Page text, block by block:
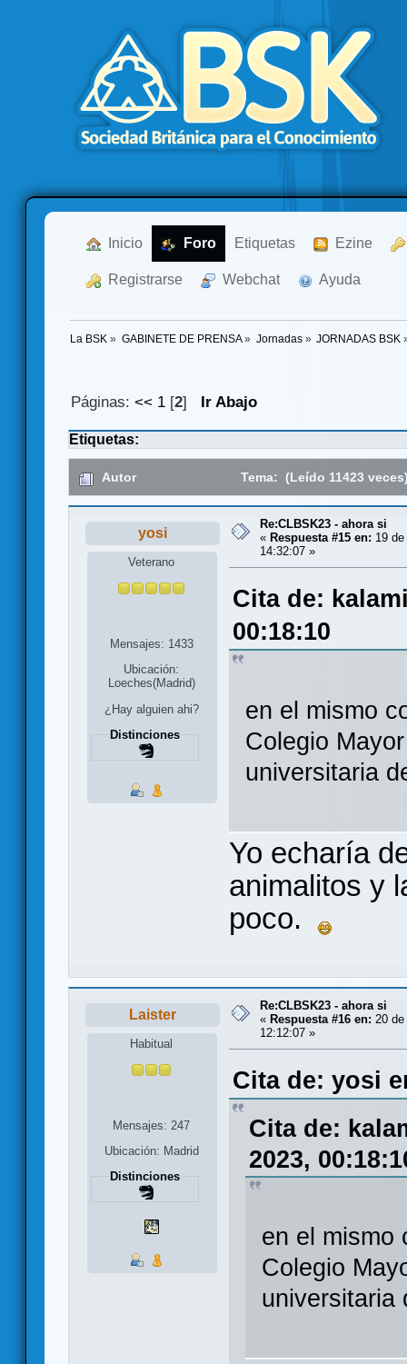
Inicio Foro Etiquetas Ezine
Registrarse Webchat Ayuda
La BSK » GABINETE DE PRENSA» Jornadas» JORNADAS BSK
Páginas:<< 1 [2] Ir Abajo
Etiquetas:
Autor Tema: (Leído 11423
yosi
Veterano
Mensajes: 1433
Ubicación:
Loeches(Madrid)
¿Hay alguien ahi?
Distinciones
Re:CLBSK23 - ahora si
« Respuesta #15 en: 19
14:32:07 »
Cita de:
00:18:10
en el mismo
Colegio
universitaria
Yo echaría
animalitos y
poco.
Laister
Habitual
Mensajes: 247
Ubicación: Madrid
Distinciones
Re:CLBSK23 - ahora si
« Respuesta #16 en: 20
12:12:07 »
Cita de: yosi
Cita de:
2023,
en el mismo
Colegio
universitaria